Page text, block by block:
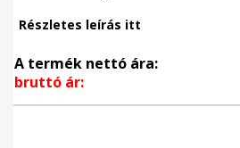
Részletes leírás itt
A termék nettó ára:
bruttó ár: